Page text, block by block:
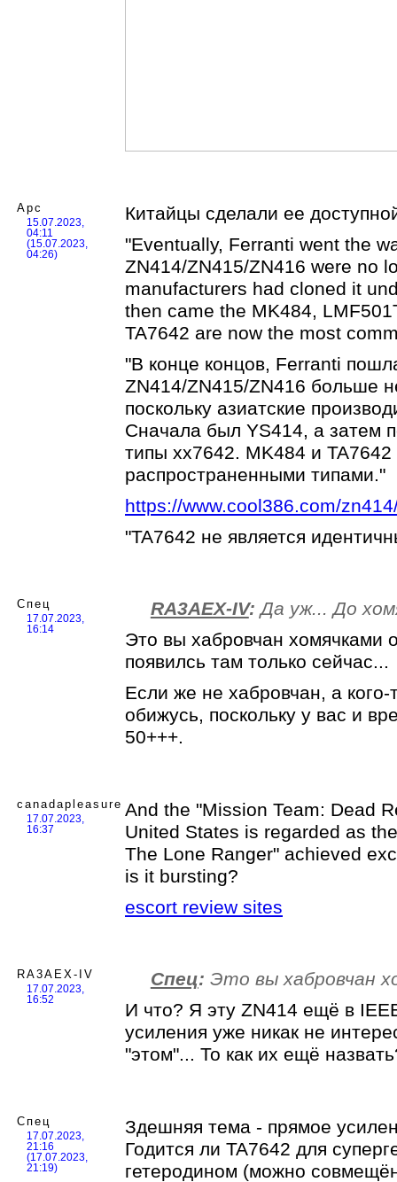
Арс
15.07.2023,
04:11
(15.07.2023,
04:26)
Китайцы сделали ее
"Eventually, Ferranti went the
ZN414/ZN415/ZN416 were no
manufacturers had cloned it
then came the MK484,
TA7642 are now the most
"В конце концов, Ferranti
ZN414/ZN415/ZN416 больше
поскольку азиатские
Сначала был YS414, а затем
типы xx7642. MK484 и
распространенными типами."
https://www.cool386.com/
"TA7642 не является
Спец
17.07.2023,
16:14
RA3AEX-IV: Да уж... До
Это вы хабровчан хомячками
появилсь там только сейчас...
Если же не хабровчан, а
обижусь, поскольку у вас и
50+++.
canadapleasure
17.07.2023,
16:37
And the "Mission Team: Dead
United States is regarded as
The Lone Ranger" achieved
is it bursting?
escort review sites
RA3AEX-IV
17.07.2023,
16:52
Спец: Это вы хабровчан
И что? Я эту ZN414 ещё в
усиления уже никак не
"этом"... То как их ещё
Спец
17.07.2023,
21:16
(17.07.2023,
21:19)
Здешняя тема - прямое
Годится ли TA7642 для
гетеродином (можно